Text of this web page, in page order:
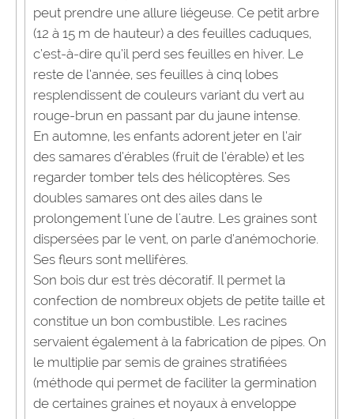
peut prendre une allure liégeuse. Ce petit arbre
(12 à 15 m de hauteur) a des feuilles caduques,
c’est-à-dire qu’il perd ses feuilles en hiver. Le
reste de l’année, ses feuilles à cinq lobes
resplendissent de couleurs variant du vert au
rouge-brun en passant par du jaune intense.
En automne, les enfants adorent jeter en l’air
des samares d’érables (fruit de l’érable) et les
regarder tomber tels des hélicoptères. Ses
doubles samares ont des ailes dans le
prolongement l'une de l'autre. Les graines sont
dispersées par le vent, on parle d’anémochorie.
Ses fleurs sont mellifères.
Son bois dur est très décoratif. Il permet la
confection de nombreux objets de petite taille et
constitue un bon combustible. Les racines
servaient également à la fabrication de pipes. On
le multiplie par semis de graines stratifiées
(méthode qui permet de faciliter la germination
de certaines graines et noyaux à enveloppe